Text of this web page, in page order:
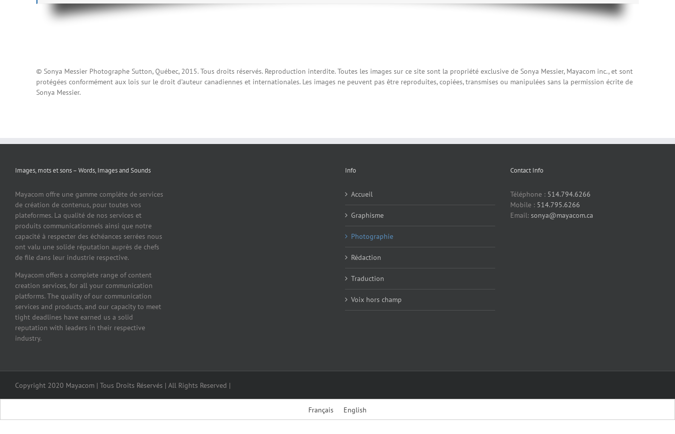
© Sonya Messier Photographe Sutton, Québec, 2015. Tous droits réservés. Reproduction interdite. Toutes les images sur ce site sont la propriété exclusive de Sonya Messier, Mayacom inc., et sont
protégées conformément aux lois sur le droit d’auteur canadiennes et internationales. Les images ne peuvent pas être reproduites, copiées, transmises ou manipulées sans la permission écrite de
Sonya Messier.
Images, mots et sons – Words, Images and Sounds
Mayacom offre une gamme complète de services
de création de contenus, pour toutes vos
plateformes. La qualité de nos services et
produits communicationnels ainsi que notre
capacité à respecter des échéances serrées nous
ont valu une solide réputation auprès de chefs
de file dans leur industrie respective.
Mayacom offers a complete range of content
creation services, for all your communication
platforms. The quality of our communication
services and products, and our capacity to meet
tight deadlines have earned us a solid
reputation with leaders in their respective
industry.
Info
Accueil
Graphisme
Photographie
Rédaction
Traduction
Voix hors champ
Contact Info
Téléphone : 514.794.6266
Mobile : 514.795.6266
Email: sonya@mayacom.ca
Copyright 2020 Mayacom | Tous Droits Réservés | All Rights Reserved |
Français English